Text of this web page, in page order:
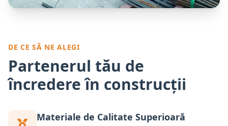
DE CE SĂ NE ALEGI
Partenerul tău de
încredere în construcții
Materiale de Calitate Superioară